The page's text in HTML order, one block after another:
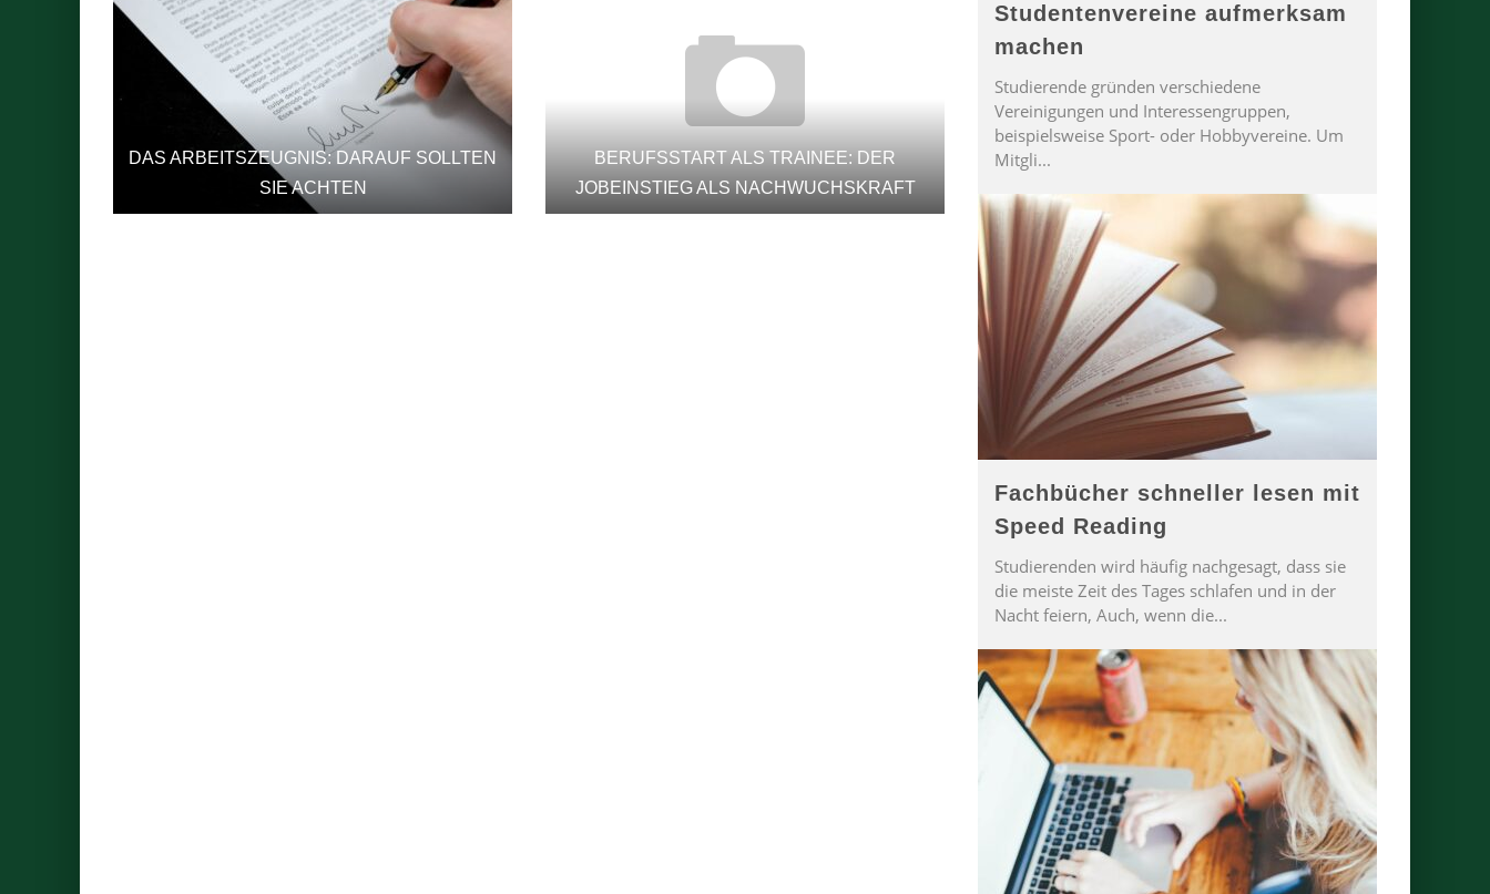
DAS ARBEITSZEUGNIS: DARAUF SOLLTEN
SIE ACHTEN
BERUFSSTART ALS TRAINEE: DER
JOBEINSTIEG ALS NACHWUCHSKRAFT
Studentenvereine aufmerksam
machen
Studierende gründen verschiedene
Vereinigungen und Interessengruppen,
beispielsweise Sport- oder Hobbyvereine. Um
Mitgli...
Fachbücher schneller lesen mit
Speed Reading
Studierenden wird häufig nachgesagt, dass sie
die meiste Zeit des Tages schlafen und in der
Nacht feiern, Auch, wenn die...